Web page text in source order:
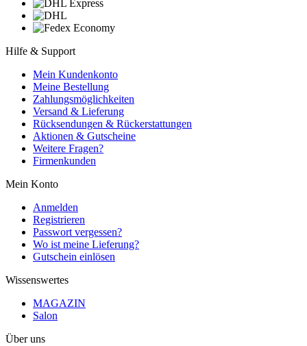
Hilfe & Support
Mein Kundenkonto
Meine Bestellung
Zahlungsmöglichkeiten
Versand & Lieferung
Rücksendungen & Rückerstattungen
Aktionen & Gutscheine
Weitere Fragen?
Firmenkunden
Mein Konto
Anmelden
Registrieren
Passwort vergessen?
Wo ist meine Lieferung?
Gutschein einlösen
Wissenswertes
MAGAZIN
Salon
Über uns